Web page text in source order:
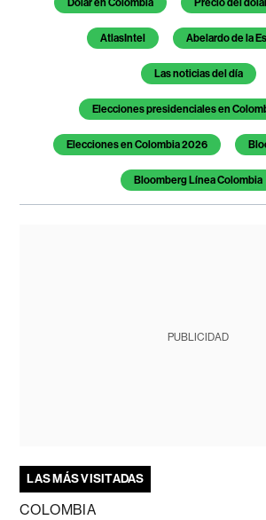
Dólar en Colombia Precio del
AtlasIntel Abelardo de la
Las noticias del día
Elecciones presidenciales en
Elecciones en Colombia 2026
Bloomberg Línea Colombia
PUBLICIDAD
LAS MÁS VISITADAS
COLOMBIA